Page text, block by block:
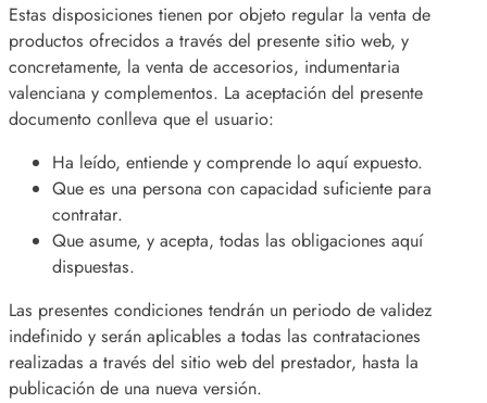
Estas disposiciones tienen por objeto regular la venta de
productos ofrecidos a través del presente sitio web, y
concretamente, la venta de accesorios, indumentaria
valenciana y complementos. La aceptación del presente
documento conlleva que el usuario:
Ha leído, entiende y comprende lo aquí expuesto.
Que es una persona con capacidad suficiente para
contratar.
Que asume, y acepta, todas las obligaciones aquí
dispuestas.
Las presentes condiciones tendrán un periodo de validez
indefinido y serán aplicables a todas las contrataciones
realizadas a través del sitio web del prestador, hasta la
publicación de una nueva versión.